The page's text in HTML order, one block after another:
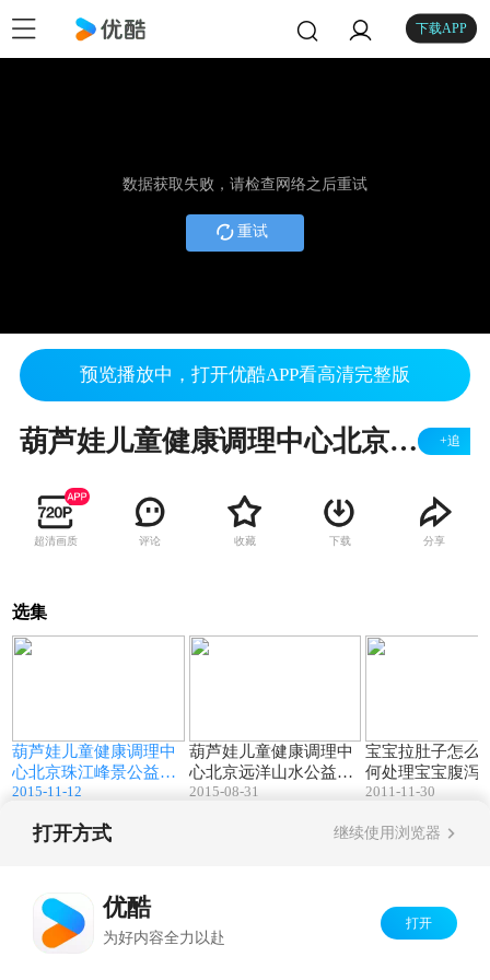
下载APP
数据获取失败，请检查网络之后重试
重试
预览播放中，打开优酷APP看高清完整版
葫芦娃儿童健康调理中心北京珠江峰景公益活动 +追
超清画质 评论 收藏 下载 分享
选集
葫芦娃儿童健康调理中
心北京珠江峰景公益活
动
2015-11-12
葫芦娃儿童健康调理中
心北京远洋山水公益活
动
2015-08-31
宝宝拉肚子怎么
何处理宝宝腹泻
2011-11-30
打开方式 继续使用浏览器
优酷
为好内容全力以赴
打开